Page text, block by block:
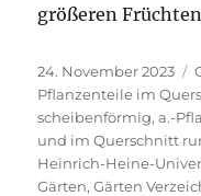
größeren
Veröffentlicht
am
24. November 2023
Pflanzenteile im
scheibenförmig,a.-
und im Querschnitt
Heinrich-Heine-
Gärten,Gärten